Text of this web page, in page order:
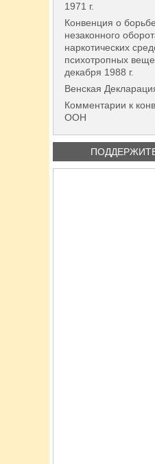
1971 г.
Конвенция о
незаконного
наркотических
психотропных
декабря 1988 г.
Венская
Комментарии к
ООН